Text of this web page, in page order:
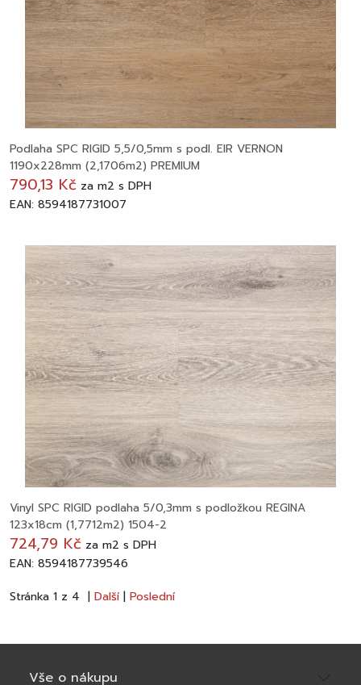
Podlaha SPC RIGID 5,5/0,5mm s podl. EIR VERNON
1190x228mm (2,1706m2) PREMIUM
790,13 Kč za m2 s DPH
EAN: 8594187731007
Vinyl SPC RIGID podlaha 5/0,3mm s podložkou REGINA
123x18cm (1,7712m2) 1504-2
724,79 Kč za m2 s DPH
EAN: 8594187739546
Stránka 1 z 4 | Další | Poslední
Vše o nákupu